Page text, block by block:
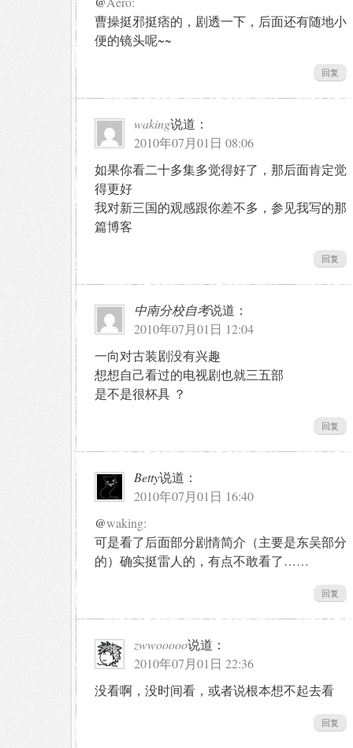
曹操挺邪挺痞的，剧透一下，后面还有随地小
便的镜头呢~~
回复
waking说道：
2010年07月01日 08:06
如果你看二十多集多觉得好了，那后面肯定觉
得更好
我对新三国的观感跟你差不多，参见我写的那
篇博客
回复
中南分校自考说道：
2010年07月01日 12:04
一向对古装剧没有兴趣
想想自己看过的电视剧也就三五部
是不是很杯具 ？
回复
Betty说道：
2010年07月01日 16:40
@waking:
可是看了后面部分剧情简介（主要是东吴部分
的）确实挺雷人的，有点不敢看了……
回复
zwwooooo说道：
2010年07月01日 22:36
没看啊，没时间看，或者说根本想不起去看
回复